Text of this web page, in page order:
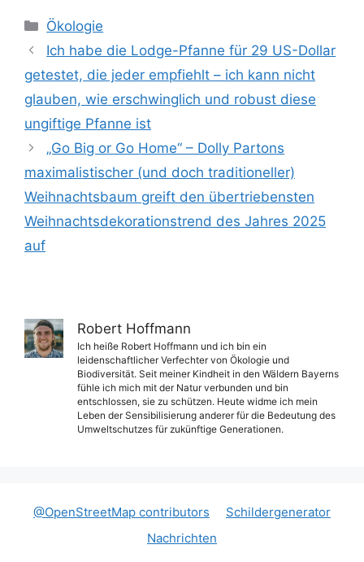
Kategorien
Ökologie
Ich habe die Lodge-Pfanne für 29 US-Dollar
getestet, die jeder empfiehlt – ich kann nicht
glauben, wie erschwinglich und robust diese
ungiftige Pfanne ist
„Go Big or Go Home“ – Dolly Partons
maximalistischer (und doch traditioneller)
Weihnachtsbaum greift den übertriebensten
Weihnachtsdekorationstrend des Jahres 2025
auf
Robert Hoffmann
Ich heiße Robert Hoffmann und ich bin ein
leidenschaftlicher Verfechter von Ökologie und
Biodiversität. Seit meiner Kindheit in den Wäldern Bayerns
fühle ich mich mit der Natur verbunden und bin
entschlossen, sie zu schützen. Heute widme ich mein
Leben der Sensibilisierung anderer für die Bedeutung des
Umweltschutzes für zukünftige Generationen.
@OpenStreetMap contributors
Schildergenerator
Nachrichten